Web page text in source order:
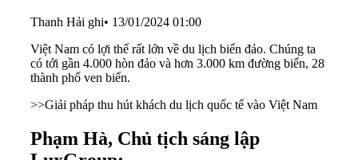
Thanh Hải ghi• 13/01/2024 01:00
Việt Nam có lợi thế rất lớn về du lịch biển đảo. Chúng ta
có tới gần 4.000 hòn đảo và hơn 3.000 km đường biển, 28
thành phố ven biển.
>>Giải pháp thu hút khách du lịch quốc tế vào Việt Nam
Phạm Hà, Chủ tịch sáng lập